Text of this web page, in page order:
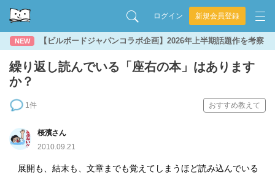
ログイン 新規会員登録
NEW 【ビルボードジャパンコラボ企画】2026年上半期話題作を考察
繰り返し読んでいる「座右の本」はあります
か？
1件 おすすめ教えて
桜濱さん
2010.09.21
展開も、結末も、文章までも覚えてしまうほど読み込んでいる